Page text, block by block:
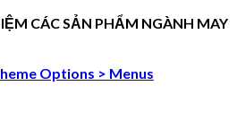
CÁC SẢN PHẨM NGÀNH MAY
Options > Menus